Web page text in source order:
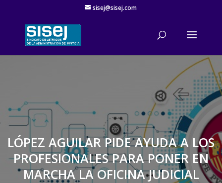
sisej@sisej.com
'
LÓPEZ AGUILAR PIDE AYUDA A LOS
PROFESIONALES PARA PONER EN
MARCHA LA OFICINA JUDICIAL